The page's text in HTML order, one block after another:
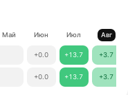
Май Июн Июл Авг
+0.0 +13.7 +3.7
+0.0 +13.7 +3.7